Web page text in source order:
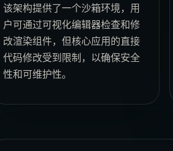
该架构提供了一个沙箱环境，用
户可通过可视化编辑器检查和修
改渲染组件，但核心应用的直接
代码修改受到限制，以确保安全
性和可维护性。